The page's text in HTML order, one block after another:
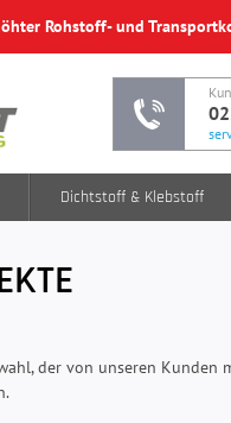
Rohstoff- und
Dichtstoff & Klebstoff
der von unseren